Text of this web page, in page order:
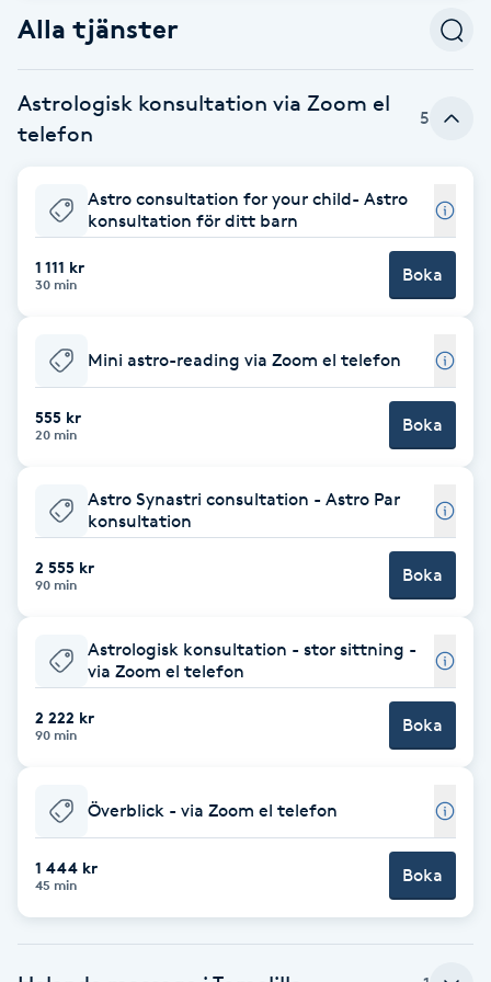
Babylights
Balayage
Barber
Barnklippning
Blowout
Bottenfärg
Brynformning
Brynfärgning
Brynplockning
Bröllopsuppsättning
Celluliter
Coachning
Color correction
Alla tjänster
Astrologisk konsultation via Zoom el
telefon
5
Astro consultation for your child- Astro
konsultation för ditt barn
1 111 kr
30 min Boka
Mini astro-reading via Zoom el telefon
555 kr
20 min Boka
Astro Synastri consultation - Astro Par
konsultation
2 555 kr
90 min Boka
Astrologisk konsultation - stor sittning -
via Zoom el telefon
2 222 kr
90 min Boka
Överblick - via Zoom el telefon
1 444 kr
45 min Boka